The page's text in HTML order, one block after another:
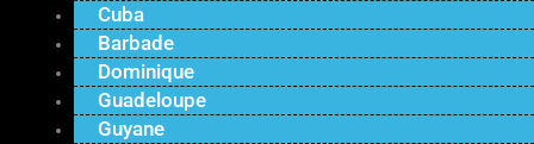
Cuba
Barbade
Dominique
Guadeloupe
Guyane